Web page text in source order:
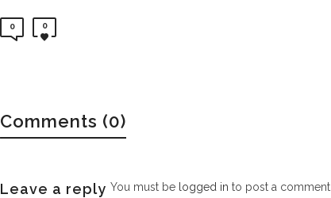
0 0
Comments (0)
Leave a reply You must be logged in to post a comment.